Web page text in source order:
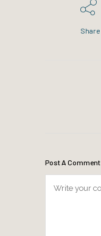
Share
Post A Comment